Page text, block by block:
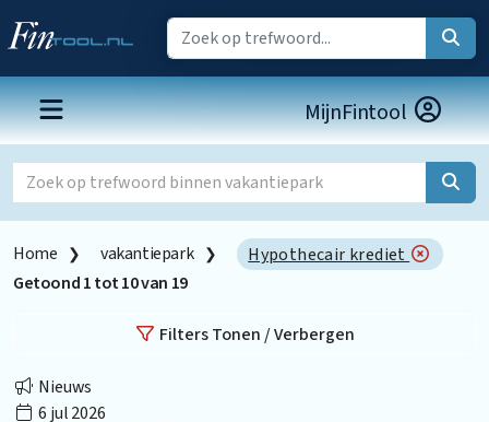
MijnFintool
Home vakantiepark
Hypothecair krediet
Getoond1tot10van 19
Filters Tonen / Verbergen
Nieuws
6 jul 2026